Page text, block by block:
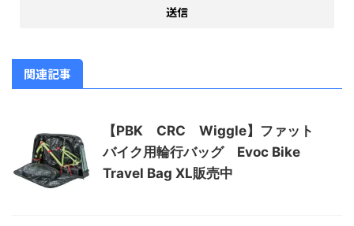
関連記事
【PBK CRC Wiggle】ファット
バイク用輪行バッグ Evoc Bike
Travel Bag XL販売中